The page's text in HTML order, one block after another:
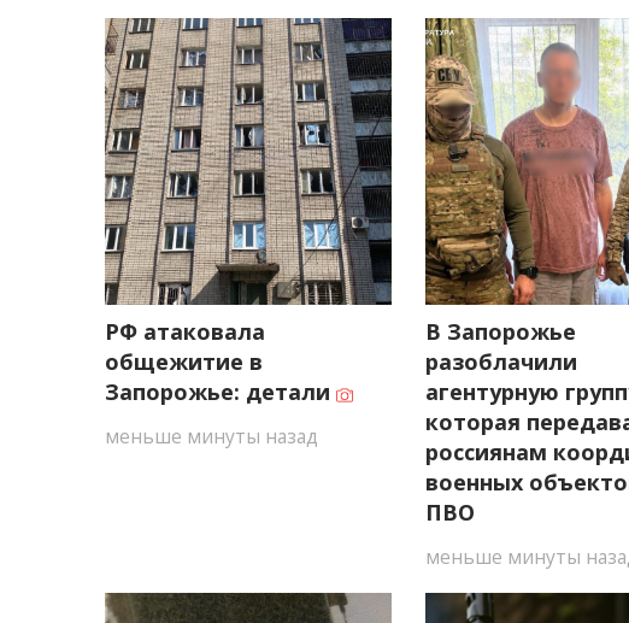
РФ атаковала
общежитие в
Запорожье: детали
меньше минуты назад
В Запорожье
разоблачили
агентурную
которая
россиянам
военных
ПВО
меньше минуты